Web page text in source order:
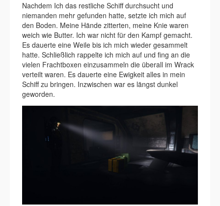
Nachdem Ich das restliche Schiff durchsucht und
niemanden mehr gefunden hatte, setzte ich mich auf
den Boden. Meine Hände zitterten, meine Knie waren
weich wie Butter. Ich war nicht für den Kampf gemacht.
Es dauerte eine Weile bis ich mich wieder gesammelt
hatte. Schließlich rappelte ich mich auf und fing an die
vielen Frachtboxen einzusammeln die überall im Wrack
verteilt waren. Es dauerte eine Ewigkeit alles in mein
Schiff zu bringen. Inzwischen war es längst dunkel
geworden.